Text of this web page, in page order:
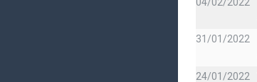
31/01/2022
24/01/2022